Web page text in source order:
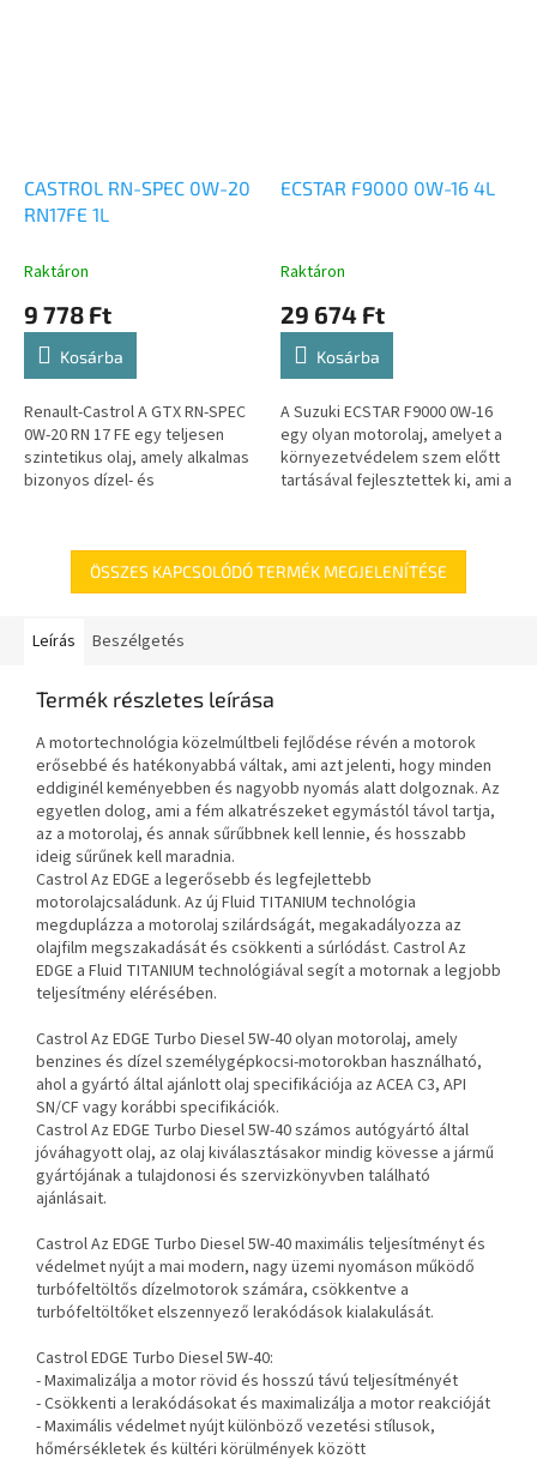
CASTROL RN-SPEC 0W-20
RN17FE 1L
Raktáron
9 778 Ft
Kosárba
Renault-Castrol A GTX RN-SPEC
0W-20 RN 17 FE egy teljesen
szintetikus olaj, amely alkalmas
bizonyos dízel- és
ECSTAR F9000 0W-16 4L
Raktáron
29 674 Ft
Kosárba
A Suzuki ECSTAR F9000 0W-16
egy olyan motorolaj, amelyet a
környezetvédelem szem előtt
tartásával fejlesztettek ki, ami a
ÖSSZES KAPCSOLÓDÓ TERMÉK MEGJELENÍTÉSE
Leírás Beszélgetés
Termék részletes leírása
A motortechnológia közelmúltbeli fejlődése révén a motorok
erősebbé és hatékonyabbá váltak, ami azt jelenti, hogy minden
eddiginél keményebben és nagyobb nyomás alatt dolgoznak. Az
egyetlen dolog, ami a fém alkatrészeket egymástól távol tartja,
az a motorolaj, és annak sűrűbbnek kell lennie, és hosszabb
ideig sűrűnek kell maradnia.
Castrol Az EDGE a legerősebb és legfejlettebb
motorolajcsaládunk. Az új Fluid TITANIUM technológia
megduplázza a motorolaj szilárdságát, megakadályozza az
olajfilm megszakadását és csökkenti a súrlódást. Castrol Az
EDGE a Fluid TITANIUM technológiával segít a motornak a legjobb
teljesítmény elérésében.
Castrol Az EDGE Turbo Diesel 5W-40 olyan motorolaj, amely
benzines és dízel személygépkocsi-motorokban használható,
ahol a gyártó által ajánlott olaj specifikációja az ACEA C3, API
SN/CF vagy korábbi specifikációk.
Castrol Az EDGE Turbo Diesel 5W-40 számos autógyártó által
jóváhagyott olaj, az olaj kiválasztásakor mindig kövesse a jármű
gyártójának a tulajdonosi és szervizkönyvben található
ajánlásait.
Castrol Az EDGE Turbo Diesel 5W-40 maximális teljesítményt és
védelmet nyújt a mai modern, nagy üzemi nyomáson működő
turbófeltöltős dízelmotorok számára, csökkentve a
turbófeltöltőket elszennyező lerakódások kialakulását.
Castrol EDGE Turbo Diesel 5W-40:
- Maximalizálja a motor rövid és hosszú távú teljesítményét
- Csökkenti a lerakódásokat és maximalizálja a motor reakcióját
- Maximális védelmet nyújt különböző vezetési stílusok,
hőmérsékletek és kültéri körülmények között